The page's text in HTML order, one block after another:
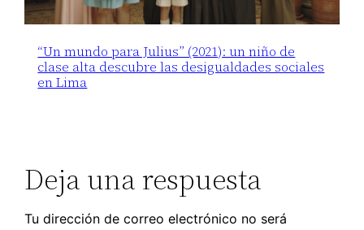
“Un mundo para Julius” (2021): un niño de
clase alta descubre las desigualdades sociales
en Lima
Deja una respuesta
Tu dirección de correo electrónico no será